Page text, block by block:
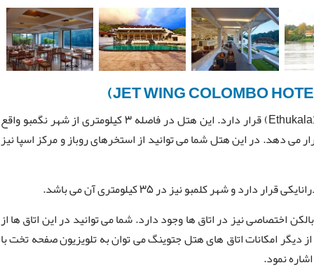
هتل جتوینگ هتل پنج ستاره بوده و در کنار ساحل اثوکالا (Ethukala) قرار دارد. این هتل در فاصله 3 کیلومتری از شهر نگمبو واقع
می دهد. در این هتل شما می توانید از استخرهای روباز و مرکز اسپا نیز
اختصاصی نیز در اتاق ها وجود دارد. شما می توانید در این اتاق ها از
دیگر امکانات اتاق های هتل جتوینگ می توان به تلویزیون صفحه تخت با
نمود.